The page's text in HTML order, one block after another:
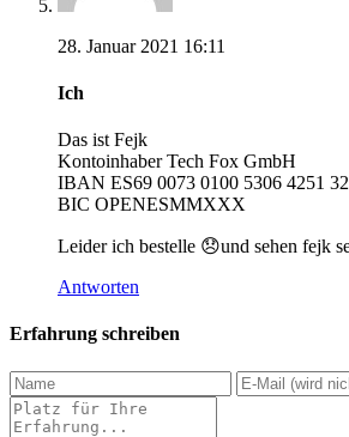
28. Januar 2021 16:11
Ich
Das ist Fejk
Kontoinhaber Tech Fox GmbH
IBAN ES69 0073 0100 5306 4251
BIC OPENESMMXXX
Leider ich bestelle 😞und sehen fejk
Antworten
Erfahrung schreiben